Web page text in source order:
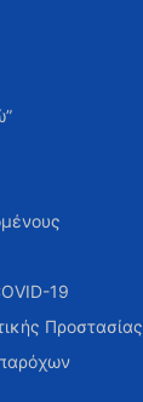
19
Προστασίας